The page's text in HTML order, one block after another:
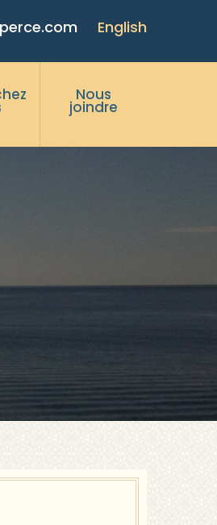
English
Nous
joindre